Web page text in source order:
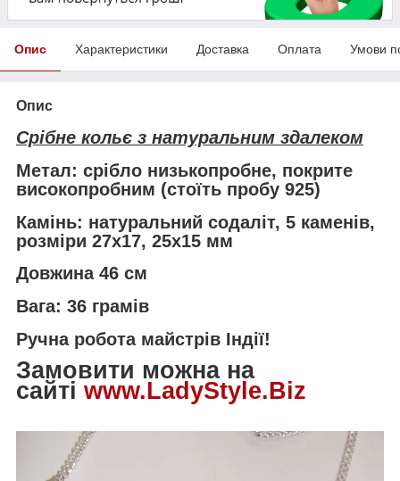
Опис Характеристики Доставка Оплата Умови
Опис
Срібне кольє з натуральним здалеком
Метал: срібло низькопробне, покрите
високопробним (стоїть пробу 925)
Камінь: натуральний содаліт, 5 каменів,
розміри 27х17, 25х15 мм
Довжина 46 см
Вага: 36 грамів
Ручна робота майстрів Індії!
Замовити можна на
сайті www.LadyStyle.Biz